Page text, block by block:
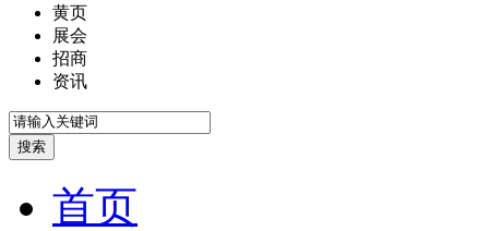
黄页
展会
招商
资讯
首页